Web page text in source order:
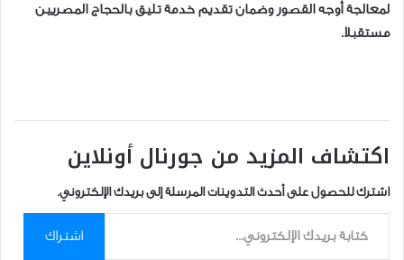
لمعالجة أوجه القصور وضمان تقديم خدمة تليق بالحجاج المصريين
مستقبلا.
اكتشاف المزيد من جورنال أونلاين
اشترك للحصول على أحدث التدوينات المرسلة إلى بريدك الإلكتروني.
كتابة بريدك الإلكتروني...
اشتراك